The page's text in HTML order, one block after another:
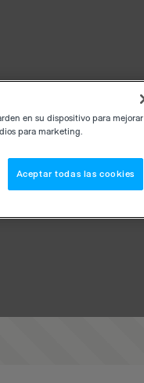
en su dispositivo para mejorar
para marketing.
Aceptar todas las cookies